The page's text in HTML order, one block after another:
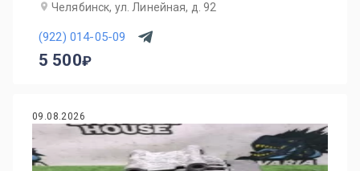
Челябинск, ул. Линейная, д. 92
(922) 014-05-09
5 500
09.08.2026